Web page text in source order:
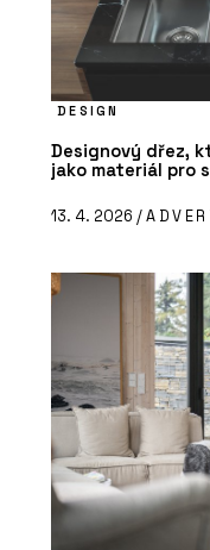
DESIGN
Designový dřez,
jako materiál pro
13. 4. 2026 /